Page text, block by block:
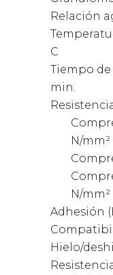
Relación
C
Tiempo de
min.
N/mm²
N/mm²
Adhesión
Hielo/